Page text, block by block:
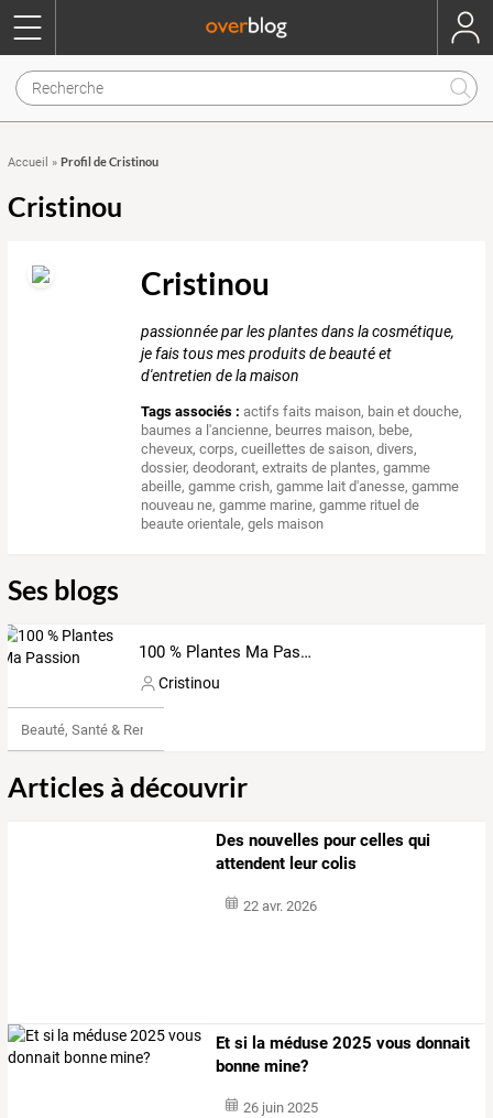
Accueil » Profil de Cristinou
Cristinou
Cristinou
passionnée par les plantes dans la cosmétique,
je fais tous mes produits de beauté et
d'entretien de la maison
Tags associés : actifs faits maison, bain et douche,
baumes a l'ancienne, beurres maison, bebe,
cheveux,corps,cueillettes de saison,divers,
dossier,deodorant,extraits de plantes,gamme
abeille,gamme crish,gamme lait d'anesse,gamme
nouveau ne,gamme marine,gamme rituel de
beaute orientale,gels maison
Ses blogs
100 % Plantes Ma Passion
Cristinou
Beauté, Santé & Remise en forme
Articles à découvrir
Des nouvelles pour celles qui
attendent leur colis
22 avr. 2026
Et si la méduse 2025 vous donnait
bonne mine?
26 juin 2025